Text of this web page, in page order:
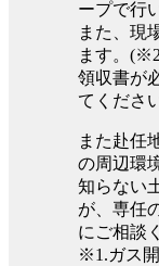
ープで行
また、現
ます。
領収書が
てくださ
また赴任
の周辺環
知らない
が、専任
にご相談
※1.ガス